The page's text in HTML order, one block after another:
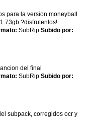
para la version moneyball
73gb ?disfrutenlos!
SubRip Subido por:
del final
SubRip Subido por:
subpack, corregidos ocr y